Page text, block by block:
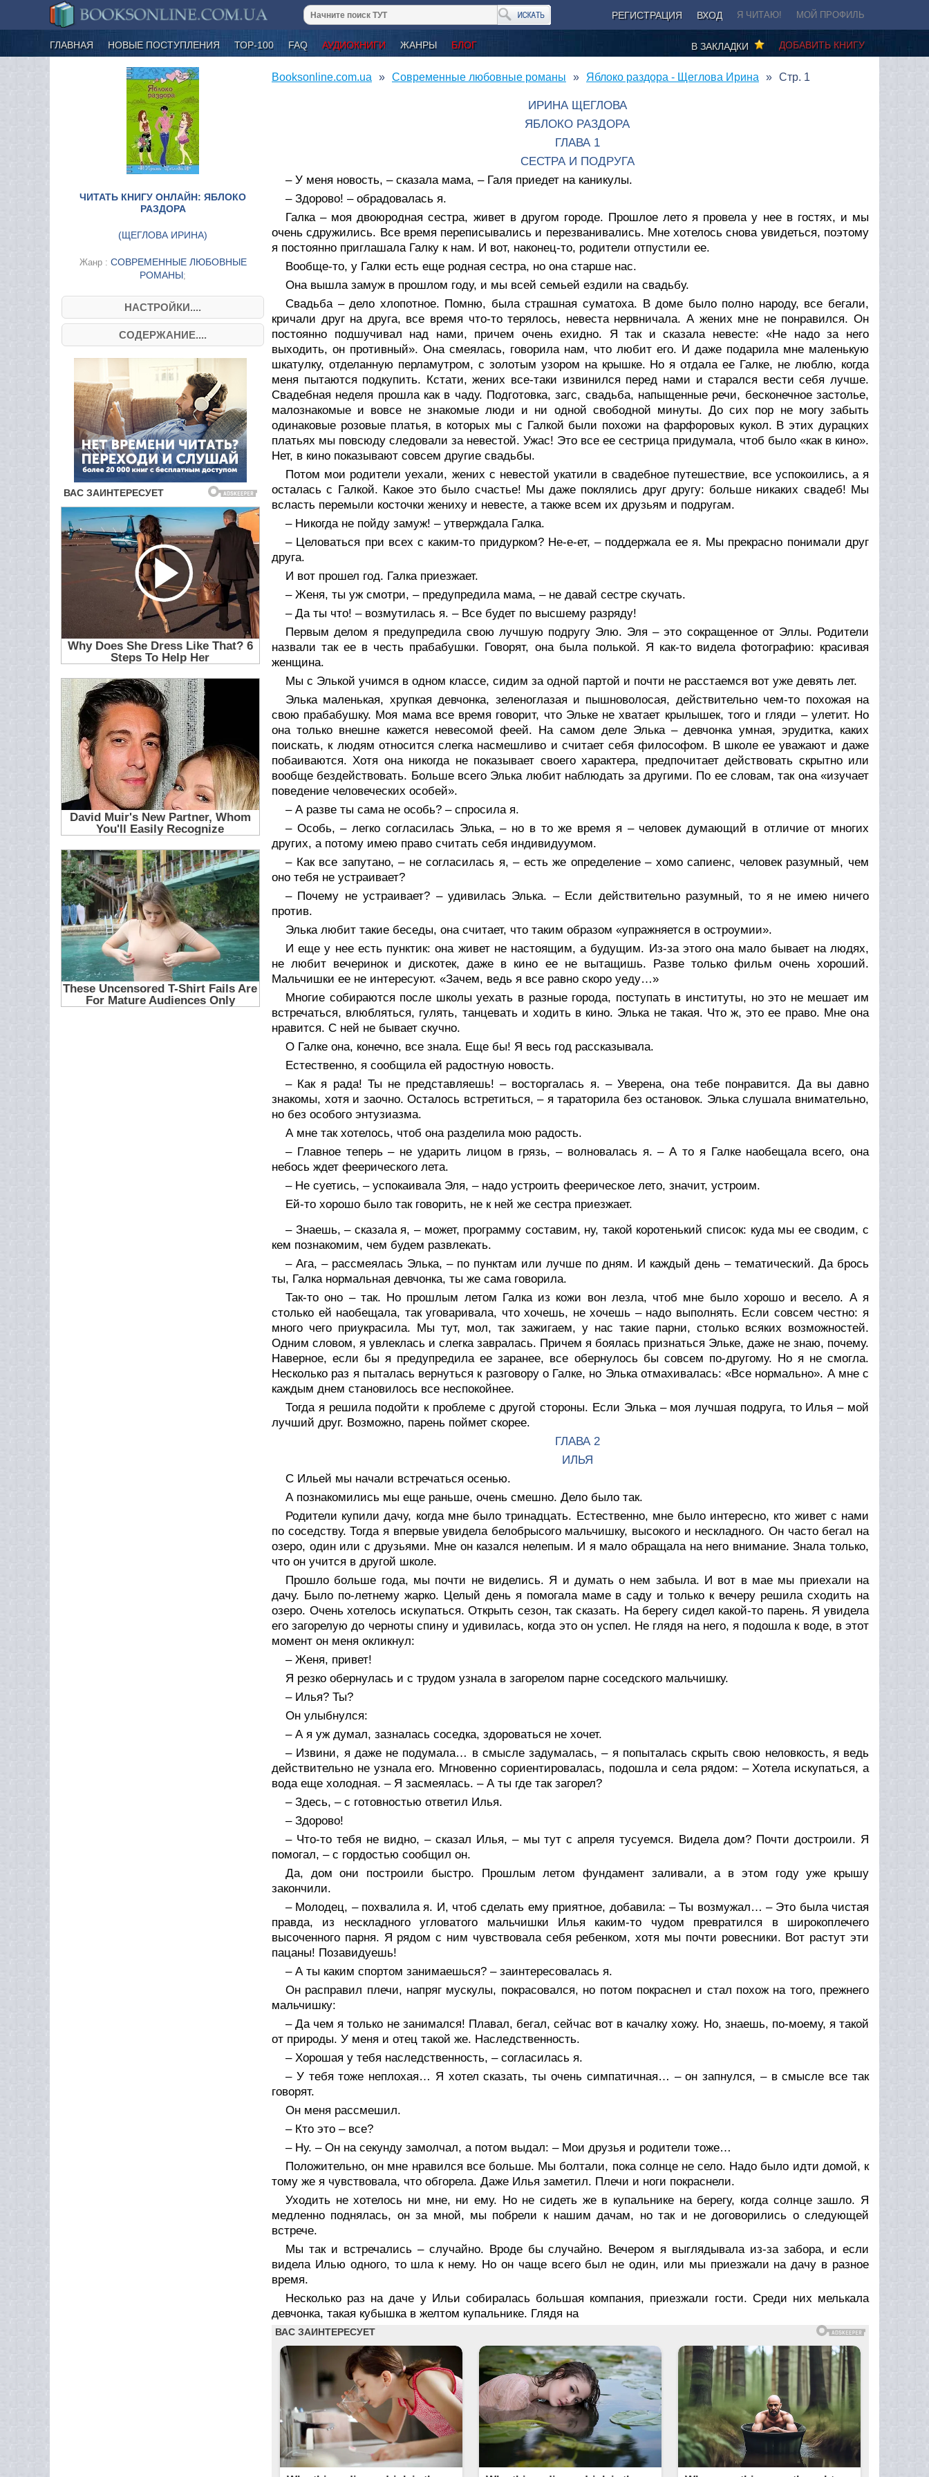
РЕГИСТРАЦИЯ ВХОД Я ЧИТАЮ! МОЙ ПРОФИЛЬ
ГЛАВНАЯ НОВЫЕ ПОСТУПЛЕНИЯ ТОР-100 FAQ АУДИОКНИГИ ЖАНРЫ БЛОГ ДОБАВИТЬ КНИГУ
В ЗАКЛАДКИ
ЧИТАТЬ КНИГУ ОНЛАЙН: ЯБЛОКО
РАЗДОРА
(ЩЕГЛОВА ИРИНА)
Жанр : СОВРЕМЕННЫЕ ЛЮБОВНЫЕ
РОМАНЫ;
НАСТРОЙКИ....
СОДЕРЖАНИЕ....
Booksonline.com.ua Современные любовные романы Яблоко раздора - Щеглова Ирина Стр. 1
ИРИНА ЩЕГЛОВА
ЯБЛОКО РАЗДОРА
ГЛАВА 1
СЕСТРА И ПОДРУГА
– У меня новость, – сказала мама, – Галя приедет на каникулы.
– Здорово! – обрадовалась я.
Галка – моя двоюродная сестра, живет в другом городе. Прошлое лето я провела у нее в гостях, и мы
очень сдружились. Все время переписывались и перезванивались. Мне хотелось снова увидеться, поэтому
я постоянно приглашала Галку к нам. И вот, наконец-то, родители отпустили ее.
Вообще-то, у Галки есть еще родная сестра, но она старше нас.
Она вышла замуж в прошлом году, и мы всей семьей ездили на свадьбу.
Свадьба – дело хлопотное. Помню, была страшная суматоха. В доме было полно народу, все бегали,
кричали друг на друга, все время что-то терялось, невеста нервничала. А жених мне не понравился. Он
постоянно подшучивал над нами, причем очень ехидно. Я так и сказала невесте: «Не надо за него
выходить, он противный». Она смеялась, говорила нам, что любит его. И даже подарила мне маленькую
шкатулку, отделанную перламутром, с золотым узором на крышке. Но я отдала ее Галке, не люблю, когда
меня пытаются подкупить. Кстати, жених все-таки извинился перед нами и старался вести себя лучше.
Свадебная неделя прошла как в чаду. Подготовка, загс, свадьба, напыщенные речи, бесконечное застолье,
малознакомые и вовсе не знакомые люди и ни одной свободной минуты. До сих пор не могу забыть
одинаковые розовые платья, в которых мы с Галкой были похожи на фарфоровых кукол. В этих дурацких
платьях мы повсюду следовали за невестой. Ужас! Это все ее сестрица придумала, чтоб было «как в кино».
Нет, в кино показывают совсем другие свадьбы.
Потом мои родители уехали, жених с невестой укатили в свадебное путешествие, все успокоились, а я
осталась с Галкой. Какое это было счастье! Мы даже поклялись друг другу: больше никаких свадеб! Мы
всласть перемыли косточки жениху и невесте, а также всем их друзьям и подругам.
– Никогда не пойду замуж! – утверждала Галка.
– Целоваться при всех с каким-то придурком? Не-е-ет, – поддержала ее я. Мы прекрасно понимали друг
друга.
И вот прошел год. Галка приезжает.
– Женя, ты уж смотри, – предупредила мама, – не давай сестре скучать.
– Да ты что! – возмутилась я. – Все будет по высшему разряду!
Первым делом я предупредила свою лучшую подругу Элю. Эля – это сокращенное от Эллы. Родители
назвали так ее в честь прабабушки. Говорят, она была полькой. Я как-то видела фотографию: красивая
женщина.
Мы с Элькой учимся в одном классе, сидим за одной партой и почти не расстаемся вот уже девять лет.
Элька маленькая, хрупкая девчонка, зеленоглазая и пышноволосая, действительно чем-то похожая на
свою прабабушку. Моя мама все время говорит, что Эльке не хватает крылышек, того и гляди – улетит. Но
она только внешне кажется невесомой феей. На самом деле Элька – девчонка умная, эрудитка, каких
поискать, к людям относится слегка насмешливо и считает себя философом. В школе ее уважают и даже
побаиваются. Хотя она никогда не показывает своего характера, предпочитает действовать скрытно или
вообще бездействовать. Больше всего Элька любит наблюдать за другими. По ее словам, так она «изучает
поведение человеческих особей».
– А разве ты сама не особь? – спросила я.
– Особь, – легко согласилась Элька, – но в то же время я – человек думающий в отличие от многих
других, а потому имею право считать себя индивидуумом.
– Как все запутано, – не согласилась я, – есть же определение – хомо сапиенс, человек разумный, чем
оно тебя не устраивает?
– Почему не устраивает? – удивилась Элька. – Если действительно разумный, то я не имею ничего
против.
Элька любит такие беседы, она считает, что таким образом «упражняется в остроумии».
И еще у нее есть пунктик: она живет не настоящим, а будущим. Из-за этого она мало бывает на людях,
не любит вечеринок и дискотек, даже в кино ее не вытащишь. Разве только фильм очень хороший.
Мальчишки ее не интересуют. «Зачем, ведь я все равно скоро уеду…»
Многие собираются после школы уехать в разные города, поступать в институты, но это не мешает им
встречаться, влюбляться, гулять, танцевать и ходить в кино. Элька не такая. Что ж, это ее право. Мне она
нравится. С ней не бывает скучно.
О Галке она, конечно, все знала. Еще бы! Я весь год рассказывала.
Естественно, я сообщила ей радостную новость.
– Как я рада! Ты не представляешь! – восторгалась я. – Уверена, она тебе понравится. Да вы давно
знакомы, хотя и заочно. Осталось встретиться, – я тараторила без остановок. Элька слушала внимательно,
но без особого энтузиазма.
А мне так хотелось, чтоб она разделила мою радость.
– Главное теперь – не ударить лицом в грязь, – волновалась я. – А то я Галке наобещала всего, она
небось ждет феерического лета.
– Не суетись, – успокаивала Эля, – надо устроить феерическое лето, значит, устроим.
Ей-то хорошо было так говорить, не к ней же сестра приезжает.
– Знаешь, – сказала я, – может, программу составим, ну, такой коротенький список: куда мы ее сводим, с
кем познакомим, чем будем развлекать.
– Ага, – рассмеялась Элька, – по пунктам или лучше по дням. И каждый день – тематический. Да брось
ты, Галка нормальная девчонка, ты же сама говорила.
Так-то оно – так. Но прошлым летом Галка из кожи вон лезла, чтоб мне было хорошо и весело. А я
столько ей наобещала, так уговаривала, что хочешь, не хочешь – надо выполнять. Если совсем честно: я
много чего приукрасила. Мы тут, мол, так зажигаем, у нас такие парни, столько всяких возможностей.
Одним словом, я увлеклась и слегка завралась. Причем я боялась признаться Эльке, даже не знаю, почему.
Наверное, если бы я предупредила ее заранее, все обернулось бы совсем по-другому. Но я не смогла.
Несколько раз я пыталась вернуться к разговору о Галке, но Элька отмахивалась: «Все нормально». А мне с
каждым днем становилось все неспокойнее.
Тогда я решила подойти к проблеме с другой стороны. Если Элька – моя лучшая подруга, то Илья – мой
лучший друг. Возможно, парень поймет скорее.
ГЛАВА 2
ИЛЬЯ
С Ильей мы начали встречаться осенью.
А познакомились мы еще раньше, очень смешно. Дело было так.
Родители купили дачу, когда мне было тринадцать. Естественно, мне было интересно, кто живет с нами
по соседству. Тогда я впервые увидела белобрысого мальчишку, высокого и нескладного. Он часто бегал на
озеро, один или с друзьями. Мне он казался нелепым. И я мало обращала на него внимание. Знала только,
что он учится в другой школе.
Прошло больше года, мы почти не виделись. Я и думать о нем забыла. И вот в мае мы приехали на
дачу. Было по-летнему жарко. Целый день я помогала маме в саду и только к вечеру решила сходить на
озеро. Очень хотелось искупаться. Открыть сезон, так сказать. На берегу сидел какой-то парень. Я увидела
его загорелую до черноты спину и удивилась, когда это он успел. Не глядя на него, я подошла к воде, в этот
момент он меня окликнул:
– Женя, привет!
Я резко обернулась и с трудом узнала в загорелом парне соседского мальчишку.
– Илья? Ты?
Он улыбнулся:
– А я уж думал, зазналась соседка, здороваться не хочет.
– Извини, я даже не подумала… в смысле задумалась, – я попыталась скрыть свою неловкость, я ведь
действительно не узнала его. Мгновенно сориентировалась, подошла и села рядом: – Хотела искупаться, а
вода еще холодная. – Я засмеялась. – А ты где так загорел?
– Здесь, – с готовностью ответил Илья.
– Здорово!
– Что-то тебя не видно, – сказал Илья, – мы тут с апреля тусуемся. Видела дом? Почти достроили. Я
помогал, – с гордостью сообщил он.
Да, дом они построили быстро. Прошлым летом фундамент заливали, а в этом году уже крышу
закончили.
– Молодец, – похвалила я. И, чтоб сделать ему приятное, добавила: – Ты возмужал… – Это была чистая
правда, из нескладного угловатого мальчишки Илья каким-то чудом превратился в широкоплечего
высоченного парня. Я рядом с ним чувствовала себя ребенком, хотя мы почти ровесники. Вот растут эти
пацаны! Позавидуешь!
– А ты каким спортом занимаешься? – заинтересовалась я.
Он расправил плечи, напряг мускулы, покрасовался, но потом покраснел и стал похож на того, прежнего
мальчишку:
– Да чем я только не занимался! Плавал, бегал, сейчас вот в качалку хожу. Но, знаешь, по-моему, я такой
от природы. У меня и отец такой же. Наследственность.
– Хорошая у тебя наследственность, – согласилась я.
– У тебя тоже неплохая… Я хотел сказать, ты очень симпатичная… – он запнулся, – в смысле все так
говорят.
Он меня рассмешил.
– Кто это – все?
– Ну. – Он на секунду замолчал, а потом выдал: – Мои друзья и родители тоже…
Положительно, он мне нравился все больше. Мы болтали, пока солнце не село. Надо было идти домой, к
тому же я чувствовала, что обгорела. Даже Илья заметил. Плечи и ноги покраснели.
Уходить не хотелось ни мне, ни ему. Но не сидеть же в купальнике на берегу, когда солнце зашло. Я
медленно поднялась, он за мной, мы побрели к нашим дачам, но так и не договорились о следующей
встрече.
Мы так и встречались – случайно. Вроде бы случайно. Вечером я выглядывала из-за забора, и если
видела Илью одного, то шла к нему. Но он чаще всего был не один, или мы приезжали на дачу в разное
время.
Несколько раз на даче у Ильи собиралась большая компания, приезжали гости. Среди них мелькала
девчонка, такая кубышка в желтом купальнике. Глядя на